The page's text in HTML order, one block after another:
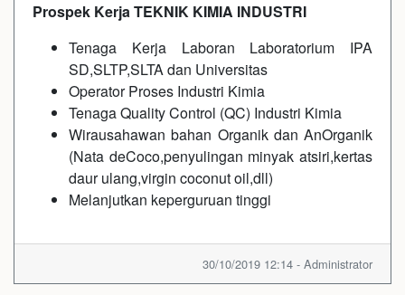
Prospek Kerja TEKNIK KIMIA INDUSTRI
Tenaga Kerja Laboran Laboratorium IPA
SD,SLTP,SLTA dan Universitas
Operator Proses Industri Kimia
Tenaga Quality Control (QC) Industri Kimia
Wirausahawan bahan Organik dan AnOrganik
(Nata deCoco,penyulingan minyak atsiri,kertas
daur ulang,virgin coconut oil,dll)
Melanjutkan keperguruan tinggi
30/10/2019 12:14 - Administrator